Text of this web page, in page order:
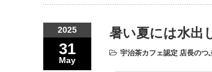
2025
31
May
暑い夏には水出
宇治茶カフェ認定 店長のつ